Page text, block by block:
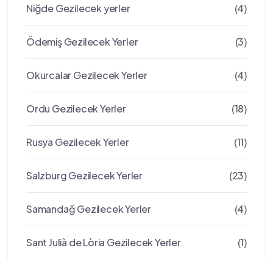
Niğde Gezilecek yerler (4)
Ödemiş Gezilecek Yerler (3)
Okurcalar Gezilecek Yerler (4)
Ordu Gezilecek Yerler (18)
Rusya Gezilecek Yerler (11)
Salzburg Gezilecek Yerler (23)
Samandağ Gezilecek Yerler (4)
Sant Julià de Lòria Gezilecek Yerler (1)